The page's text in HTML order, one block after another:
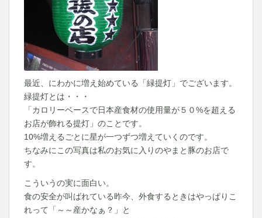
最近、にわかに増え始めている「緑提灯」でございます。
緑提灯とは・・・
「カロリーベースで日本産食材の使用量が５０%を超える
お店が飾れる提灯」のことです。
10%増えるごとに星が一つずつ増えていくのです。
ちなみにこの写真は私のお気に入りのやまと豚のお店で
す。
こういうの実に面白い。
食の安全が叫ばれている昨今、外食するときはやっぱりこ
れって「～～産かなぁ？」と